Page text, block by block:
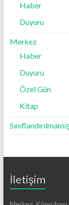
Haber
Duyuru
Merkez
Haber
Duyuru
Özel Gün
Kitap
İletişim